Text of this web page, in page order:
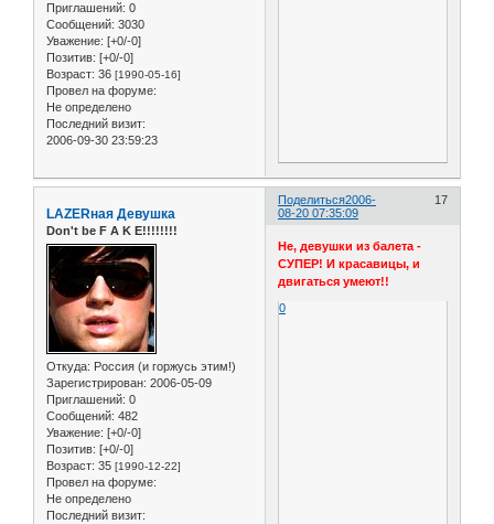
Приглашений: 0
Сообщений: 3030
Уважение: [+0/-0]
Позитив: [+0/-0]
Возраст: 36 [1990-05-16]
Провел на форуме:
Не определено
Последний визит:
2006-09-30 23:59:23
Поделиться 17
2006-
08-20 07:35:09
LAZERная Девушка
Don't be F A K E!!!!!!!!
Откуда: Россия (и горжусь этим!)
Зарегистрирован: 2006-05-09
Приглашений: 0
Сообщений: 482
Уважение: [+0/-0]
Позитив: [+0/-0]
Возраст: 35 [1990-12-22]
Провел на форуме:
Не определено
Последний визит:
Не, девушки из балета -
СУПЕР! И красавицы, и
двигаться умеют!!
0